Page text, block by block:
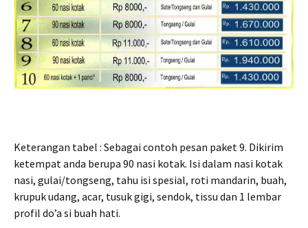
Keterangan tabel : Sebagai contoh pesan paket 9. Dikirim
ketempat anda berupa 90 nasi kotak. Isi dalam nasi kotak
nasi, gulai/tongseng, tahu isi spesial, roti mandarin, buah,
krupuk udang, acar, tusuk gigi, sendok, tissu dan 1 lembar
profil do’a si buah hati.